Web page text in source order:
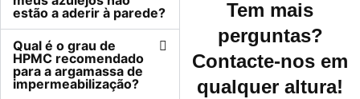
estão a aderir à parede?
Qual é o grau de
HPMC recomendado
para a argamassa de
impermeabilização?
Tem mais
perguntas?
Contacte-nos em
qualquer altura!